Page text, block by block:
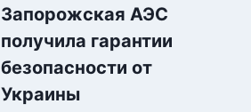
Запорожская АЭС
получила гарантии
безопасности от
Украины